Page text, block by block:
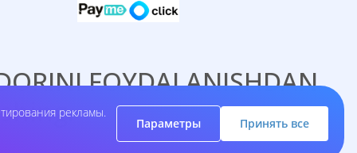
рекламы.
Параметры Принять все
FOYDALANISHDAN